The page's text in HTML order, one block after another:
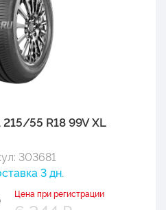
55 R18 99V XL
303681
3 дн.
Цена при регистрации